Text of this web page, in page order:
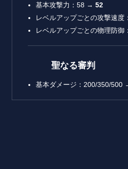
基本攻撃力：58 → 52
レベルアップごとの攻撃速度
レベルアップごとの物理防御
聖なる審判
基本ダメージ：200/350/500